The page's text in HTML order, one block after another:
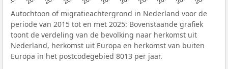
Autochtoon of migratieachtergrond in Nederland voor de
periode van 2015 tot en met 2025: Bovenstaande grafiek
toont de verdeling van de bevolking naar herkomst uit
Nederland, herkomst uit Europa en herkomst van buiten
Europa in het postcodegebied 8013 per jaar.